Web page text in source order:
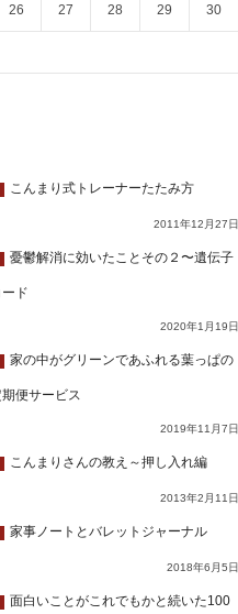
26 27 28 29 30
こんまり式トレーナーたたみ方
2011年12月27日
憂鬱解消に効いたことその２〜遺伝子
ード
2020年1月19日
家の中がグリーンであふれる葉っぱの
期便サービス
2019年11月7日
こんまりさんの教え～押し入れ編
2013年2月11日
家事ノートとバレットジャーナル
2018年6月5日
面白いことがこれでもかと続いた100